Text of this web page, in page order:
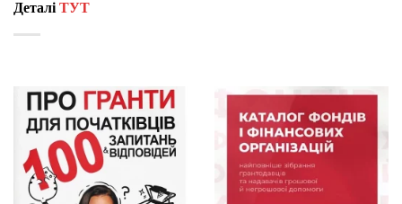
Деталі ТУТ